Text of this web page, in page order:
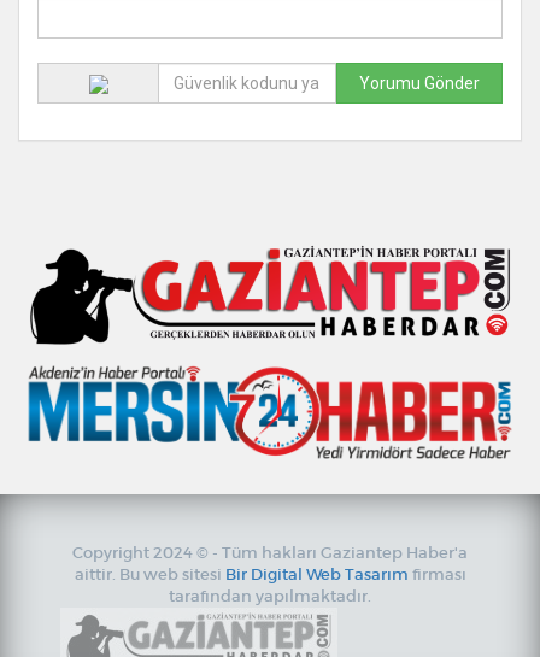
Copyright 2024 © - Tüm hakları Gaziantep Haber'a
aittir. Bu web sitesi Bir Digital Web Tasarım firması
tarafından yapılmaktadır.